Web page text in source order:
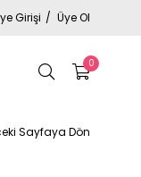
Girişi Üye Ol
0
Sayfaya Dön